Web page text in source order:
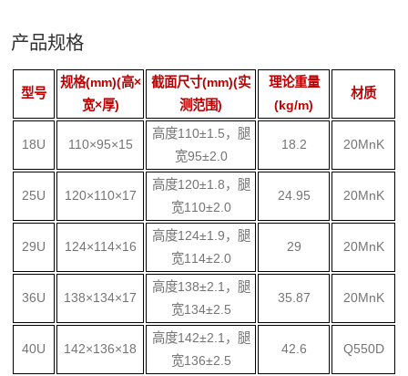
产品规格
型号‌
‌规格(mm)‌(高×
宽×厚)
‌截面尺寸(mm)‌(实
测范围)
‌理论重量
(kg/m)‌
‌材质‌
18U 110×95×15
高度110±1.5，腿
宽95±2.0
18.2 20MnK
25U 120×110×17
高度120±1.8，腿
宽110±2.0
24.95 20MnK
29U 124×114×16
高度124±1.9，腿
宽114±2.0
29 20MnK
36U 138×134×17
高度138±2.1，腿
宽134±2.5
35.87 20MnK
40U 142×136×18
高度142±2.1，腿
宽136±2.5
42.6 Q550D